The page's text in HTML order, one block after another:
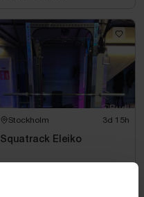
Stockholm 3d 15h
Squatrack Eleiko